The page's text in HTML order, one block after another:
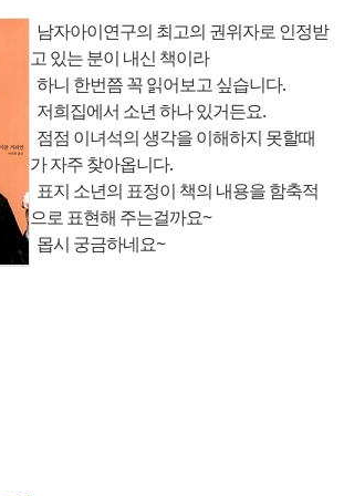
남자아이연구의 최고의 권위자로 인정받
고 있는 분이 내신 책이라
하니 한번쯤 꼭 읽어보고 싶습니다.
저희집에서 소년 하나 있거든요.
점점 이녀석의 생각을 이해하지 못할때
가 자주 찾아옵니다.
표지 소년의 표정이 책의 내용을 함축적
으로 표현해 주는걸까요~
몹시 궁금하네요~